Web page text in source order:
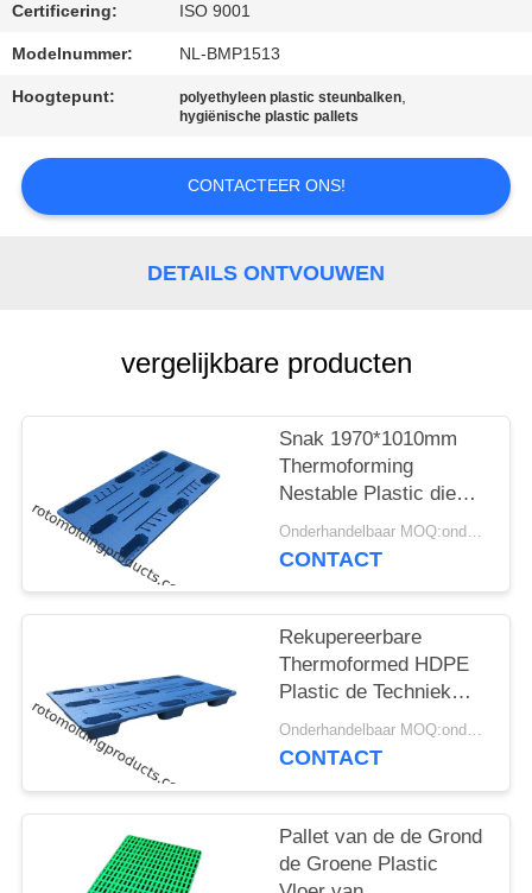
VERZOEK
OM EEN
CITAAT
SITEMAP
Certificering: ISO 9001
Modelnummer: NL-BMP1513
Hoogtepunt: polyethyleen plastic steunbalken,
hygiënische plastic pallets
CONTACTEER ONS!
DETAILS ONTVOUWEN
vergelijkbare producten
Snak 1970*1010mm
Thermoforming
Nestable Plastic die
Pallets door Gevormd
Vacuüm worden
Onderhandelbaar MOQ:onderhandelingen
CONTACT
Rekupereerbare
Thermoformed HDPE
Plastic de Techniek
Blauwe Kleur van de
Pallets Vacuümvorm
Onderhandelbaar MOQ:onderhandelingen
CONTACT
Pallet van de de Grond
de Groene Plastic